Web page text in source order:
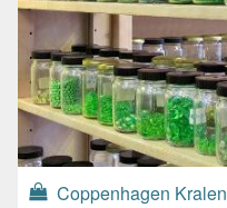
Coppenhagen Kralen